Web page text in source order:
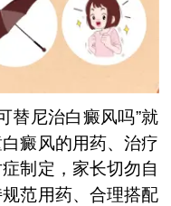
尼治白癜风吗”就
癜风的用药、治疗
制定，家长切勿自
范用药、合理搭配